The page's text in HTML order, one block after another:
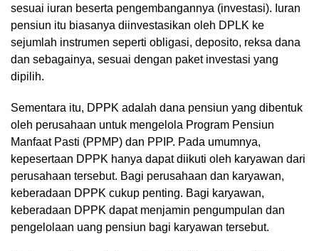
sesuai iuran beserta pengembangannya (investasi). Iuran
pensiun itu biasanya diinvestasikan oleh DPLK ke
sejumlah instrumen seperti obligasi, deposito, reksa dana
dan sebagainya, sesuai dengan paket investasi yang
dipilih.
Sementara itu, DPPK adalah dana pensiun yang dibentuk
oleh perusahaan untuk mengelola Program Pensiun
Manfaat Pasti (PPMP) dan PPIP. Pada umumnya,
kepesertaan DPPK hanya dapat diikuti oleh karyawan dari
perusahaan tersebut. Bagi perusahaan dan karyawan,
keberadaan DPPK cukup penting. Bagi karyawan,
keberadaan DPPK dapat menjamin pengumpulan dan
pengelolaan uang pensiun bagi karyawan tersebut.